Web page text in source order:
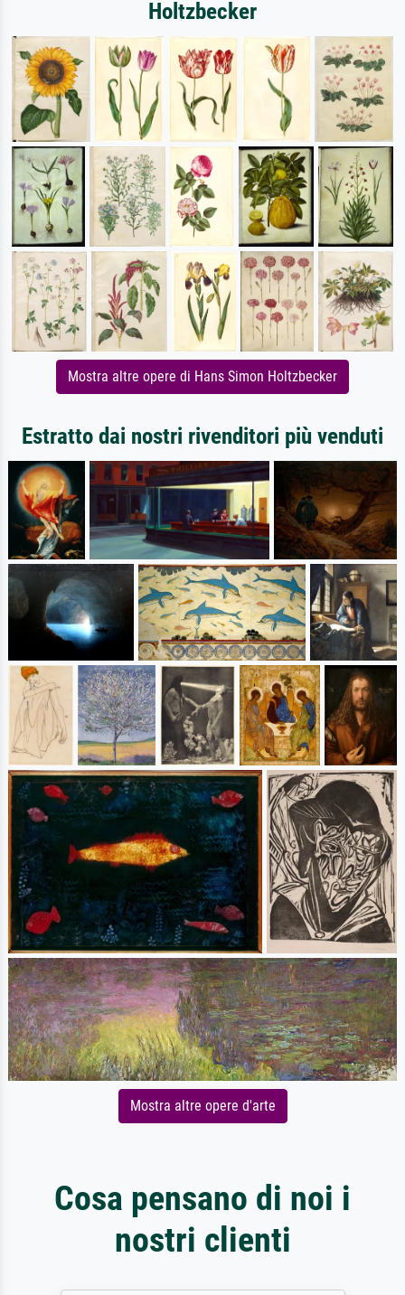
Holtzbecker
Mostra altre opere di Hans Simon Holtzbecker
Estratto dai nostri rivenditori più venduti
Mostra altre opere d'arte
Cosa pensano di noi i
nostri clienti